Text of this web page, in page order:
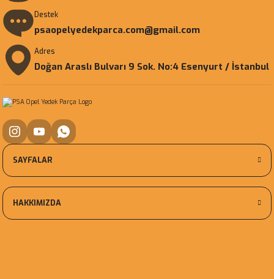
Destek
psaopelyedekparca.com@gmail.com
Adres
Doğan Araslı Bulvarı 9 Sok. No:4 Esenyurt / İstanbul
SAYFALAR
HAKKIMIZDA